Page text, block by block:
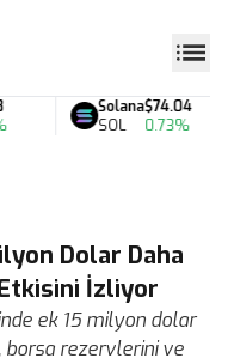
Solana
SOL
$74.04
0.73%
Dolar Daha
İzliyor
ek 15 milyon dolar
borsa rezervlerini ve